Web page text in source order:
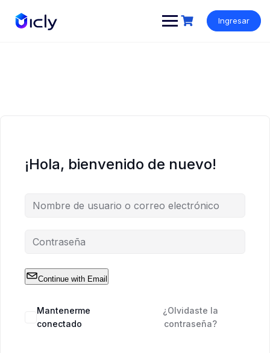
Ingresar
¡Hola, bienvenido de nuevo!
Continue with Email
Mantenerme
conectado
¿Olvidaste la
contraseña?